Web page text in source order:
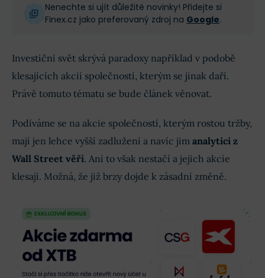
Nenechte si ujít důležité novinky! Přidejte si
Finex.cz jako preferovaný zdroj na Google.
Investiční svět skrývá paradoxy například v podobě
klesajících akcií společností, kterým se jinak daří.
Právě tomuto tématu se bude článek věnovat.
Podíváme se na akcie společností, kterým rostou tržby,
mají jen lehce vyšší zadlužení a navíc jim analytici z
Wall Street věří. Ani to však nestačí a jejich akcie
klesají. Možná, že již brzy dojde k zásadní změně.